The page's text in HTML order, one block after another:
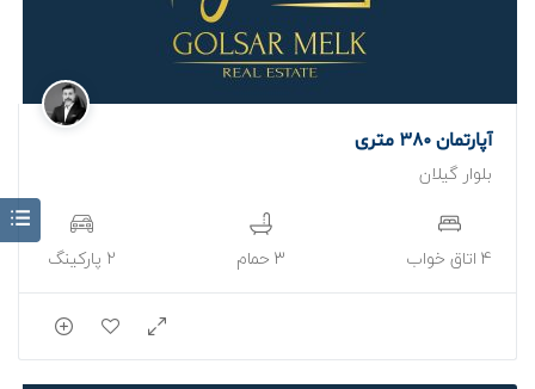
آپارتمان 380 متری
بلوار گیلان
4 اتاق خواب 3 حمام 2 پارکینگ